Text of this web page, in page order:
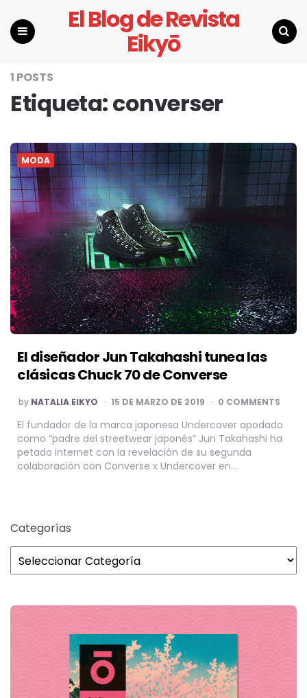
El Blog de Revista
Eikyō
1 POSTS
Etiqueta:converser
MODA
El diseñador Jun Takahashi tunea las
clásicas Chuck 70 de Converse
POSTED
BY
by NATALIA EIKYO 15 DE MARZO DE 2019 0 COMMENTS
El fundador de la marca japonesa Undercover apodado
como “padre del streetwear japonés” Jun Takahashi ha
petado internet con la revelación de su segunda
colaboración con Converse x Undercover en…
Categorías